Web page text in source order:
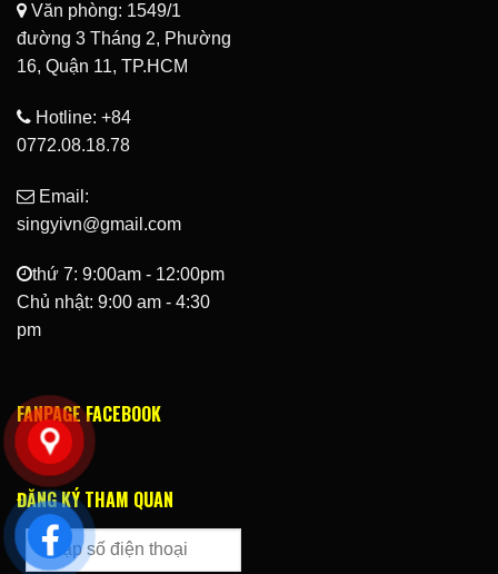
Văn phòng: 1549/1
đường 3 Tháng 2, Phường
16, Quận 11, TP.HCM
Hotline: +84
0772.08.18.78
Email:
singyivn@gmail.com
thứ 7: 9:00am - 12:00pm
Chủ nhật: 9:00 am - 4:30
pm
FANPAGE FACEBOOK
ĐĂNG KÝ THAM QUAN